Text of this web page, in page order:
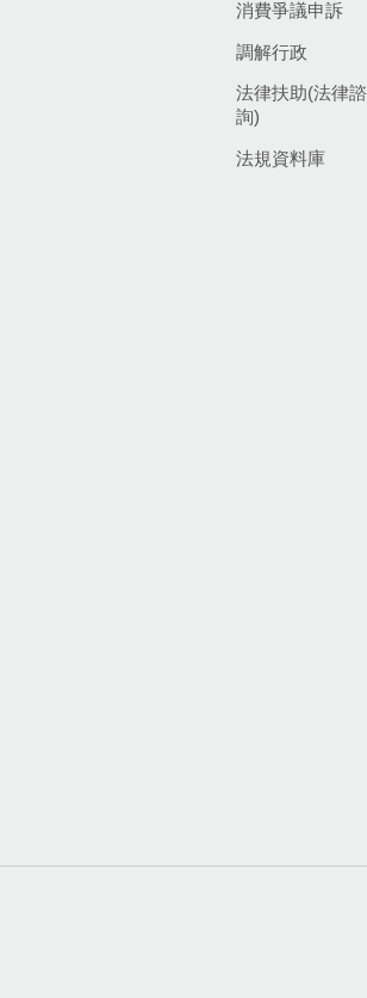
消費爭議申訴
調解行政
法律扶助(法律諮
詢)
法規資料庫